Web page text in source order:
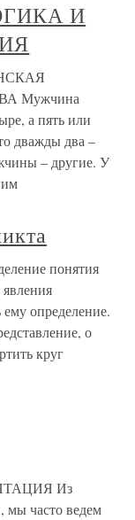
И
Мужчина
а пять или
дважды два –
– другие. У
понятия
ему определение.
о
круг
Из
часто ведем